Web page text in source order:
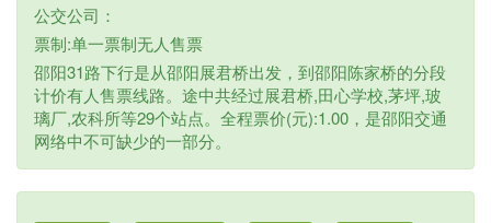
公交公司：
票制:单一票制无人售票
邵阳31路下行是从邵阳展君桥出发，到邵阳陈家桥的分段
计价有人售票线路。途中共经过展君桥,田心学校,茅坪,玻
璃厂,农科所等29个站点。全程票价(元):1.00，是邵阳交通
网络中不可缺少的一部分。